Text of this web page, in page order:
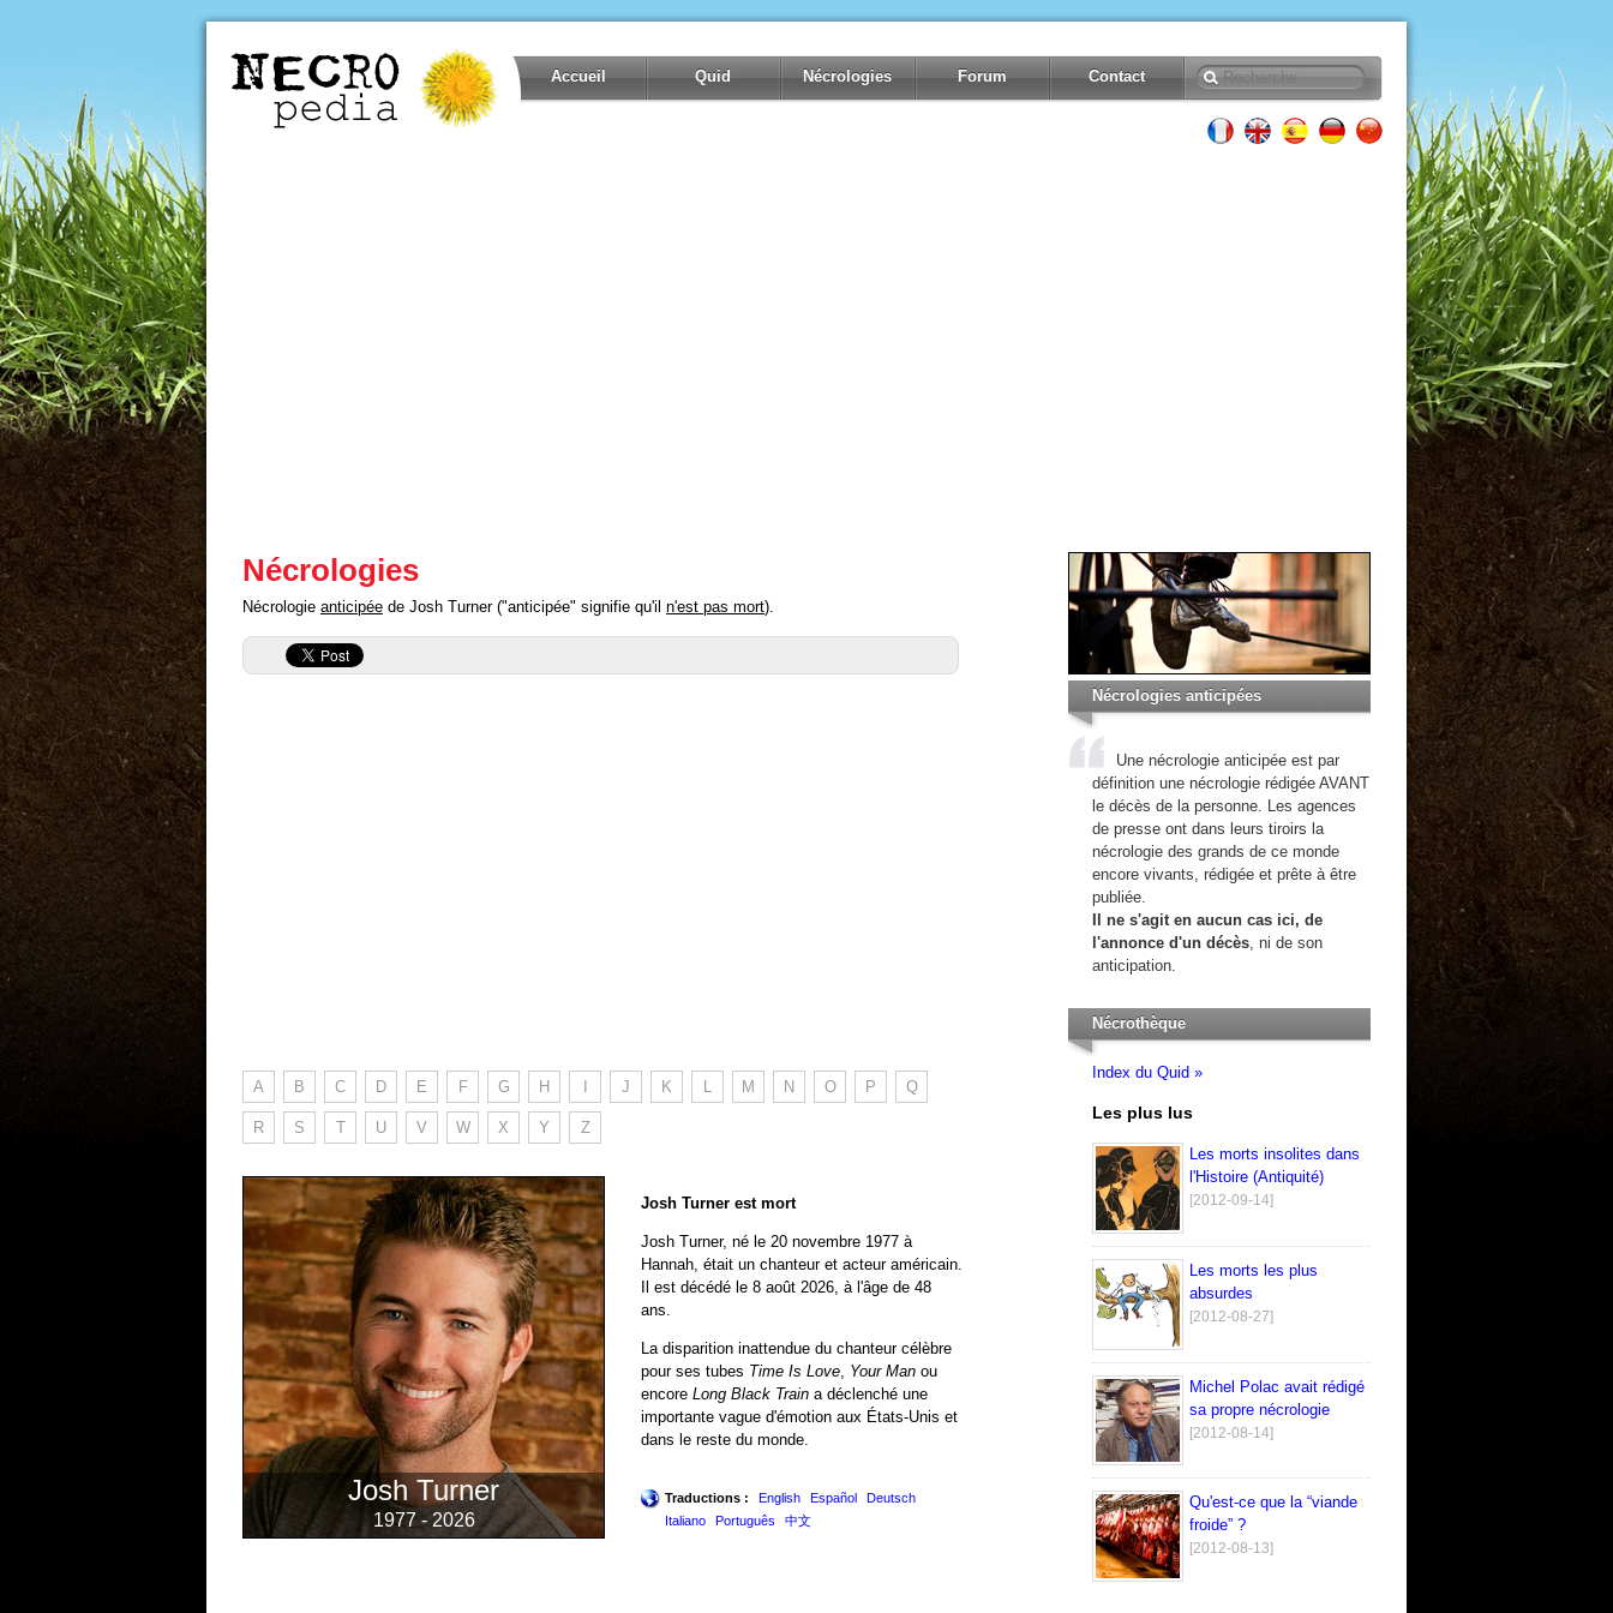
Accueil Quid Nécrologies Forum Contact
Nécrologies
Nécrologie anticipée de Josh Turner ("anticipée" signifie qu'il n'est pas mort).
A B C D E F G H J K L M N O P Q
R S T U V W X Y Z
Josh Turner
1977 - 2026
Josh Turner est mort
Josh Turner, né le 20 novembre 1977 à
Hannah, était un chanteur et acteur américain.
Il est décédé le 8 août 2026, à l'âge de 48
ans.
La disparition inattendue du chanteur célèbre
pour ses tubes Time Is Love Your Man ou
encore Long Black Train a déclenché une
importante vague d'émotion aux États-Unis et
dans le reste du monde.
Traductions : English Español
Deutsch
Italiano
Português 中文
Nécrologies anticipées
Une nécrologie anticipée est par
définition une nécrologie rédigée AVANT
le décès de la personne. Les agences
de presse ont dans leurs tiroirs la
nécrologie des grands de ce monde
encore vivants, rédigée et prête à être
publiée.
Il ne s'agit en aucun cas ici, de
l'annonce d'un décès, ni de son
anticipation.
Nécrothèque
Index du Quid »
Les plus lus
Les morts insolites dans
l'Histoire (Antiquité)
[2012-09-14]
Les morts les plus
absurdes
[2012-08-27]
Michel Polac avait rédigé
sa propre nécrologie
[2012-08-14]
Qu'est-ce que la “viande
froide” ?
[2012-08-13]